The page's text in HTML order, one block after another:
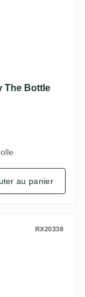
The Bottle
au panier
Peasy
RX20338